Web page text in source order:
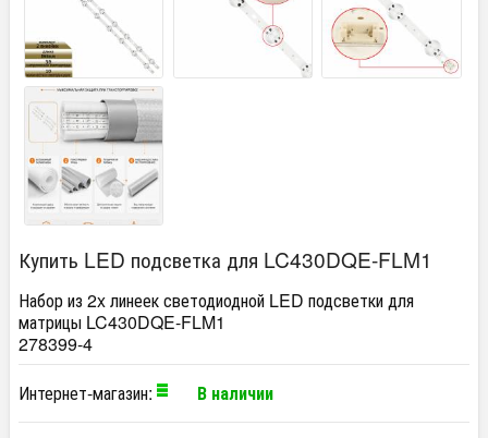
Купить LED подсветка для LC430DQE-FLM1
Набор из 2x линеек светодиодной LED подсветки для
матрицы LC430DQE-FLM1
278399-4
Интернет-магазин:
В наличии